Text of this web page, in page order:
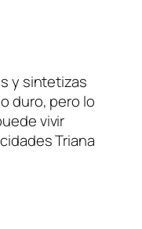
y sintetizas
duro, pero lo
vivir
Triana